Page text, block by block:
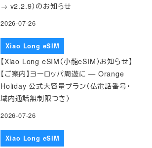
→ v2.2.9）のお知らせ
2026-07-26
Xiao Long eSIM
【Xiao Long eSIM（小龍eSIM）お知らせ】
【ご案内】ヨーロッパ周遊に — Orange
Holiday 公式大容量プラン（仏電話番号・
域内通話無制限つき）
2026-07-26
Xiao Long eSIM